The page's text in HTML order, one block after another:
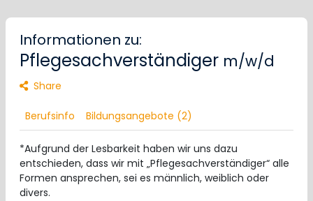
Informationen zu:
Pflegesachverständiger m/w/d
Share
Berufsinfo Bildungsangebote (2)
*Aufgrund der Lesbarkeit haben wir uns dazu
entschieden, dass wir mit „Pflegesachverständiger“ alle
Formen ansprechen, sei es männlich, weiblich oder
divers.